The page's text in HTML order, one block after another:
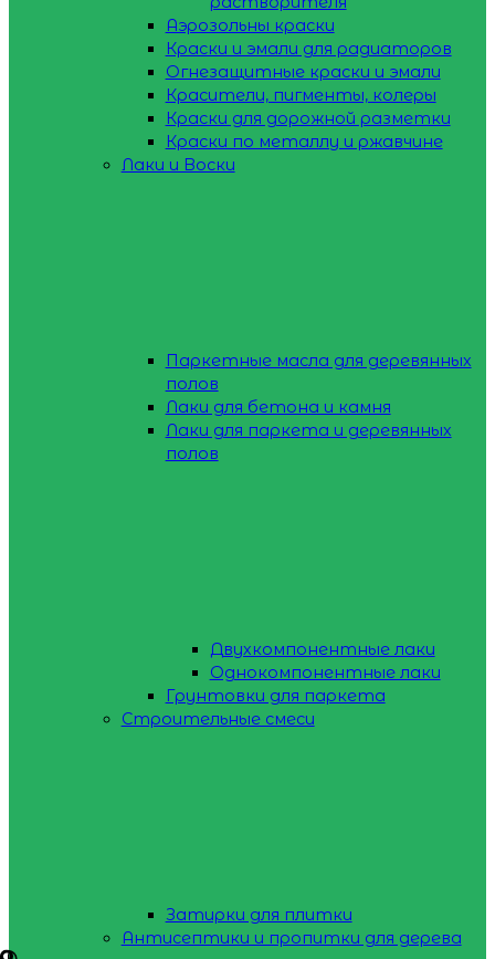
Аэрозольны краски
Краски и эмали для радиаторов
Огнезащитные краски и эмали
Красители, пигменты, колеры
Краски для дорожной разметки
Краски по металлу и ржавчине
Лаки и Воски
Паркетные масла для деревянных
полов
Лаки для бетона и камня
Лаки для паркета и деревянных
полов
Двухкомпонентные лаки
Однокомпонентные лаки
Грунтовки для паркета
Строительные смеси
Затирки для плитки
Антисептики и пропитки для дерева